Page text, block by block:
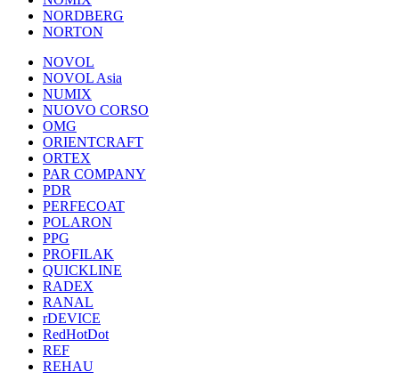
NORDBERG
NORTON
NOVOL
NOVOL Asia
NUMIX
NUOVO CORSO
OMG
ORIENTCRAFT
ORTEX
PAR COMPANY
PDR
PERFECOAT
POLARON
PPG
PROFILAK
QUICKLINE
RADEX
RANAL
rDEVICE
RedHotDot
REF
REHAU